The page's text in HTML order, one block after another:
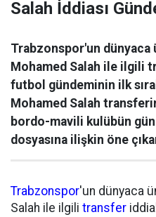
Salah İddiası
Trabzonspor'un dünyaca
Mohamed Salah ile ilgili
futbol gündeminin ilk
Mohamed Salah
bordo-mavili kulübün
dosyasına ilişkin öne
Trabzonspor'un dünyaca
Salah ile ilgili transfer